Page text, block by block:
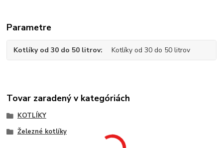
Parametre
Kotlíky od 30 do 50 litrov Kotlíky od 30 do 50 litrov
Tovar zaradený v kategóriách
KOTLÍKY
Železné kotlíky